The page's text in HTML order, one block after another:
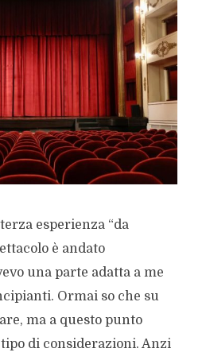
esperienza “da
è andato
una parte adatta a me
Ormai so che su
ma a questo punto
di considerazioni. Anzi